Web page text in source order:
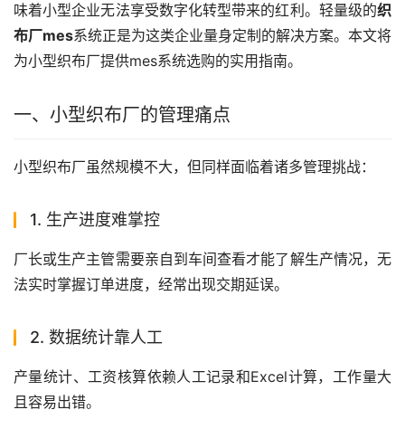
味着小型企业无法享受数字化转型带来的红利。轻量级的织
布厂mes系统正是为这类企业量身定制的解决方案。本文将
为小型织布厂提供mes系统选购的实用指南。
一、小型织布厂的管理痛点
小型织布厂虽然规模不大，但同样面临着诸多管理挑战：
1. 生产进度难掌控
厂长或生产主管需要亲自到车间查看才能了解生产情况，无
法实时掌握订单进度，经常出现交期延误。
2. 数据统计靠人工
产量统计、工资核算依赖人工记录和Excel计算，工作量大
且容易出错。